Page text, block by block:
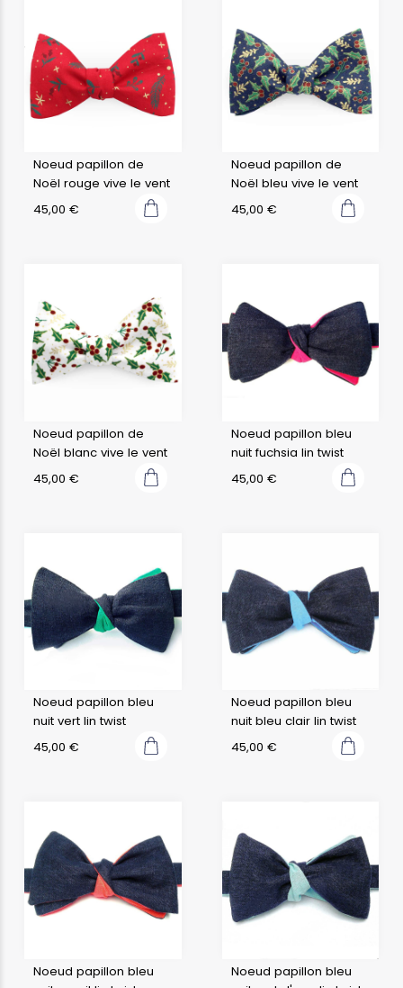
Noeud papillon de
Noël rouge vive le vent
45,00 €
Noeud papillon de
Noël bleu vive le vent
45,00 €
Noeud papillon de
Noël blanc vive le vent
45,00 €
Noeud papillon bleu
nuit fuchsia lin twist
45,00 €
Noeud papillon bleu
nuit vert lin twist
45,00 €
Noeud papillon bleu
nuit bleu clair lin twist
45,00 €
Noeud papillon bleu
Noeud papillon bleu